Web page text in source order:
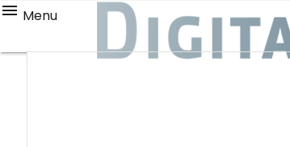
Menu